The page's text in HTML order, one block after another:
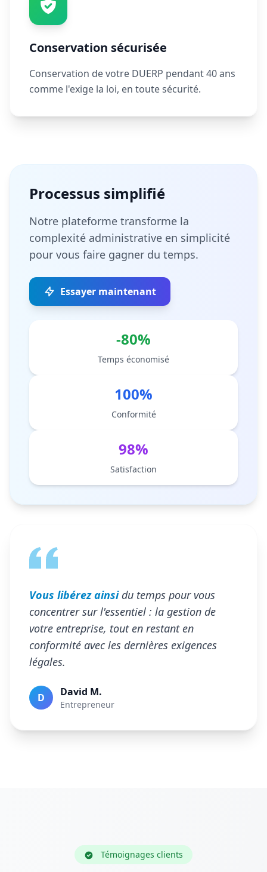
Conservation sécurisée
Conservation de votre DUERP pendant 40 ans
comme l'exige la loi, en toute sécurité.
Processus simplifié
Notre plateforme transforme la
complexité administrative en simplicité
pour vous faire gagner du temps.
Essayer maintenant
-80%
Temps économisé
100%
Conformité
98%
Satisfaction
Vous libérez ainsidu temps pour vous
concentrer sur l'essentiel : la gestion de
votre entreprise, tout en restant en
conformité avec les dernières exigences
légales.
D David M.
Entrepreneur
Témoignages clients